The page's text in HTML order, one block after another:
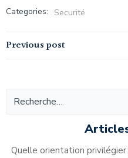
Categories: Securité
Navigation
l’article
Previous post
Quelle orientation